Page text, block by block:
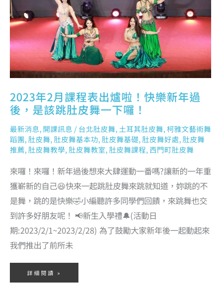
2023年2月課程表出爐啦！快樂新年過
後，是該跳肚皮舞一下囉！
最新消息, 開課訊息 /台北肚皮舞, 土耳其肚皮舞,柯雅文藝術舞
蹈團, 肚皮舞, 肚皮舞基本功, 肚皮舞基礎, 肚皮舞好處, 肚皮舞
推薦, 肚皮舞教學, 肚皮舞教室, 肚皮舞課程, 西門町肚皮舞
來囉！來囉！新年過後想來大肆運動一番嗎?讓新的一年重
獲嶄新的自己😆快來一起跳肚皮舞來跳就知道，妳跳的不
是舞，跳的是快樂🤣小編聽許多同學們回饋，來跳舞也交
到許多好朋友呢！ 📢新生入學禮🔔(活動日
期:2023/2/1~2023/2/28) 為了鼓勵大家新年後一起動起來
我們推出了前所未
年
過
後，
是
該
跳
肚
皮
舞
一
下
囉！
詳細閱讀 »